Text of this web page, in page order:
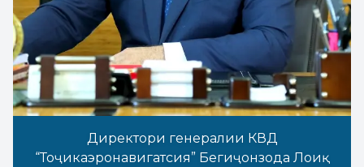
Директори генералии КВД
“Тоҷикаэронавигатсия” Бегиҷонзода Лоиқ